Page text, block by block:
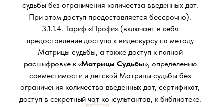
судьбы без ограничения количества введенных дат.
При этом доступ предоставляется бессрочно).
3.1.1.4. Тариф «Профи» (включает в себя
предоставление доступа к видеокурсу по методу
Матрицы судьбы, а также доступ к полной
расшифровке к «Матрицы Судьбы», определению
совместимости и детской Матрицы судьбы без
ограничения количества введенных дат, сертификат,
доступ в секретный чат консультантов, к библиотеке.